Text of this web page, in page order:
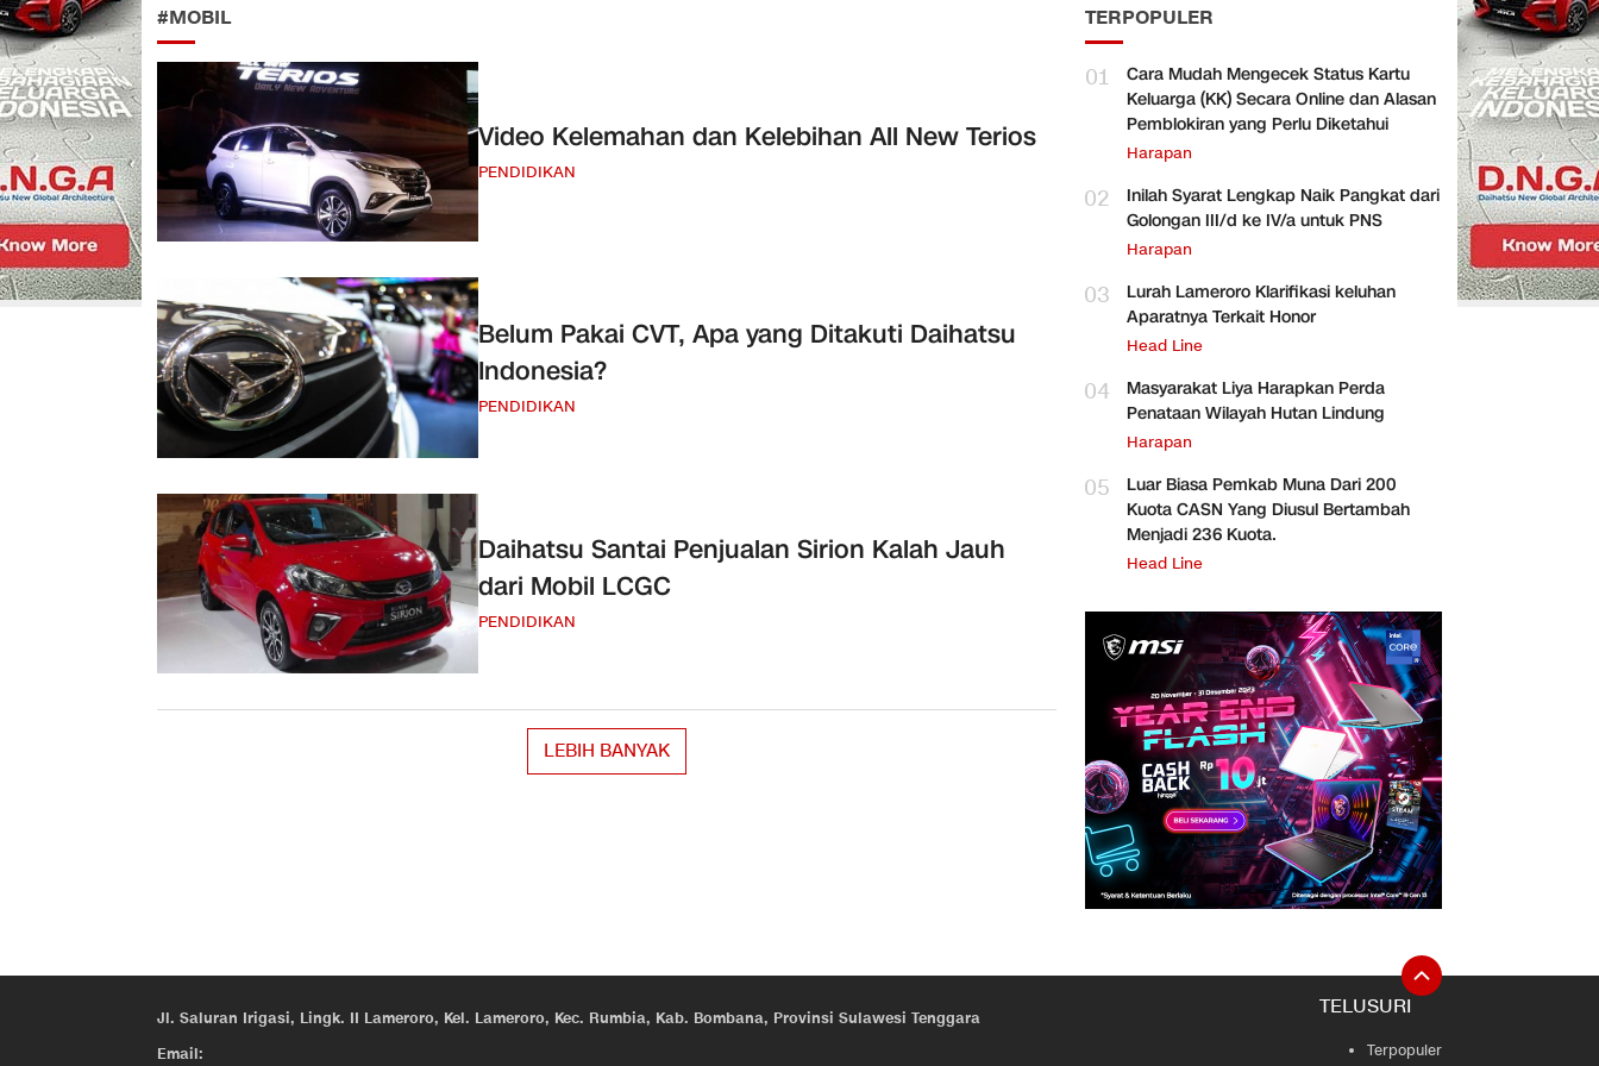
#MOBIL
Video Kelemahan dan Kelebihan All New Terios
PENDIDIKAN
Belum Pakai CVT, Apa yang Ditakuti Daihatsu
Indonesia?
PENDIDIKAN
Daihatsu Santai Penjualan Sirion Kalah Jauh
dari Mobil LCGC
PENDIDIKAN
LEBIH BANYAK
TERPOPULER
01
Cara Mudah Mengecek Status Kartu
Keluarga (KK) Secara Online dan Alasan
Pemblokiran yang Perlu Diketahui
Harapan
02
Inilah Syarat Lengkap Naik Pangkat dari
Golongan III/d ke IV/a untuk PNS
Harapan
03
Lurah Lameroro Klarifikasi keluhan
Aparatnya Terkait Honor
Head Line
04
Masyarakat Liya Harapkan Perda
Penataan Wilayah Hutan Lindung
Harapan
05
Luar Biasa Pemkab Muna Dari 200
Kuota CASN Yang Diusul Bertambah
Menjadi 236 Kuota.
Head Line
Jl. Saluran Irigasi, Lingk. II Lameroro, Kel. Lameroro, Kec. Rumbia, Kab. Bombana, Provinsi Sulawesi Tenggara
Email:
TELUSURI
Terpopuler